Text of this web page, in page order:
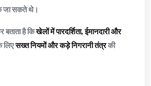
जा सकते थे।
बताता है किखेलों में पारदर्शिता, ईमानदारी और
लिएसख्त नियमों और कड़े निगरानी तंत्रकी